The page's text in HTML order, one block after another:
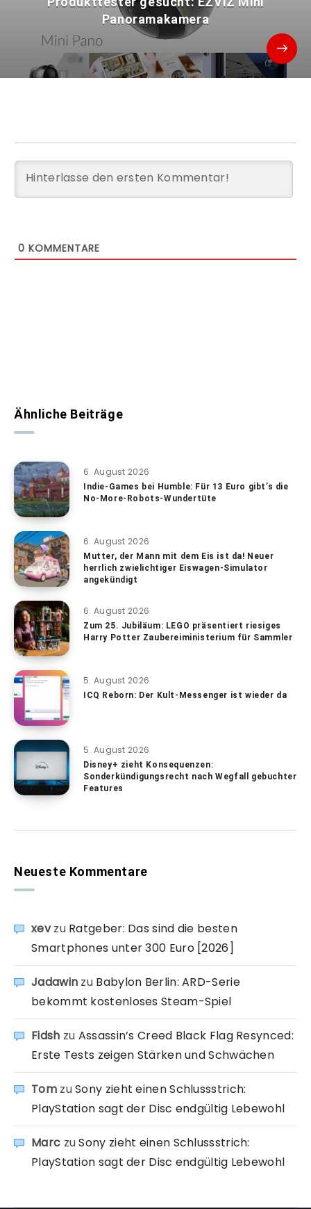
Panoramakamera
0 KOMMENTARE
Ähnliche Beiträge
6. August 2026
Indie-Games bei Humble: Für 13 Euro gibt’s die
No-More-Robots-Wundertüte
6. August 2026
Mutter, der Mann mit dem Eis ist da! Neuer
herrlich zwielichtiger Eiswagen-Simulator
angekündigt
6. August 2026
Zum 25. Jubiläum: LEGO präsentiert riesiges
Harry Potter Zaubereiministerium für Sammler
5. August 2026
ICQ Reborn: Der Kult-Messenger ist wieder da
5. August 2026
Disney+ zieht Konsequenzen:
Sonderkündigungsrecht nach Wegfall gebuchter
Features
Neueste Kommentare
xevzu Ratgeber: Das sind die besten
Smartphones unter 300 Euro [2026]
Jadawin zu Babylon Berlin: ARD-Serie
bekommt kostenloses Steam-Spiel
Fidsh zu Assassin’s Creed Black Flag Resynced:
Erste Tests zeigen Stärken und Schwächen
TomzuSony zieht einen Schlussstrich:
PlayStation sagt der Disc endgültig Lebewohl
Marc zuSony zieht einen Schlussstrich:
PlayStation sagt der Disc endgültig Lebewohl